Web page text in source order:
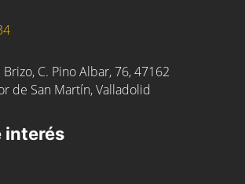
Brizo, C. Pino Albar, 76, 47162
de San Martín, Valladolid
interés